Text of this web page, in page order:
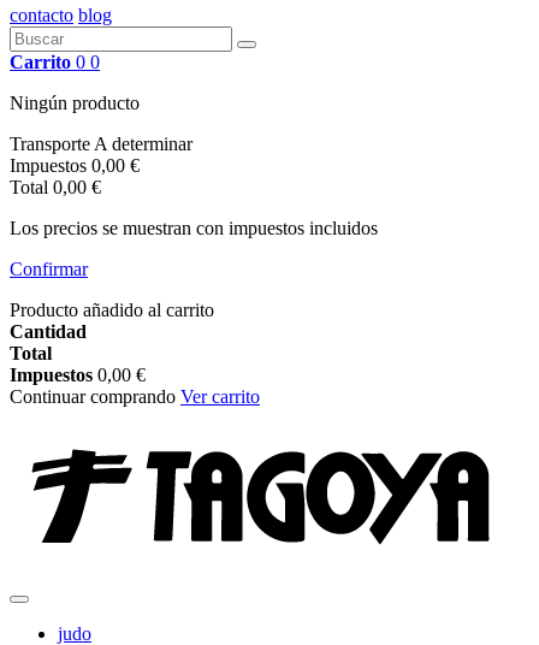
contacto blog
Carrito 0 0
Ningún producto
Transporte A determinar
Impuestos 0,00 €
Total 0,00 €
Los precios se muestran con impuestos incluidos
Confirmar
Producto añadido al carrito
Cantidad
Total
Impuestos 0,00 €
Continuar comprando Ver carrito
judo